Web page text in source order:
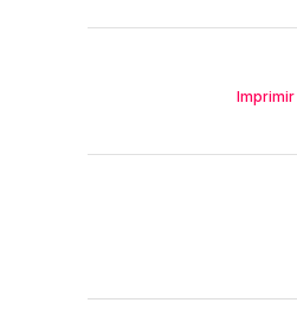
Imprimir